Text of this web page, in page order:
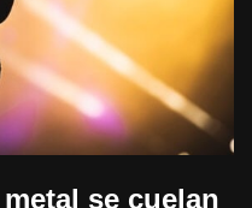
se cuelan